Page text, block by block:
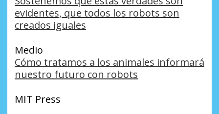
evidentes, que todos los robots son
creados iguales
Medio
Cómo tratamos a los animales informará
nuestro futuro con robots
MIT Press